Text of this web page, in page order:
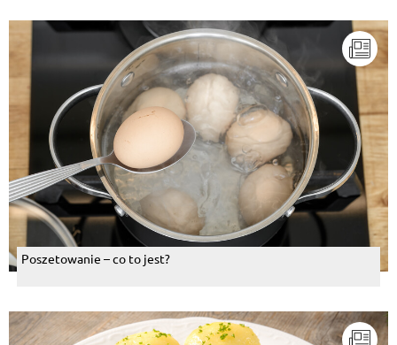
Poszetowanie – co to jest?